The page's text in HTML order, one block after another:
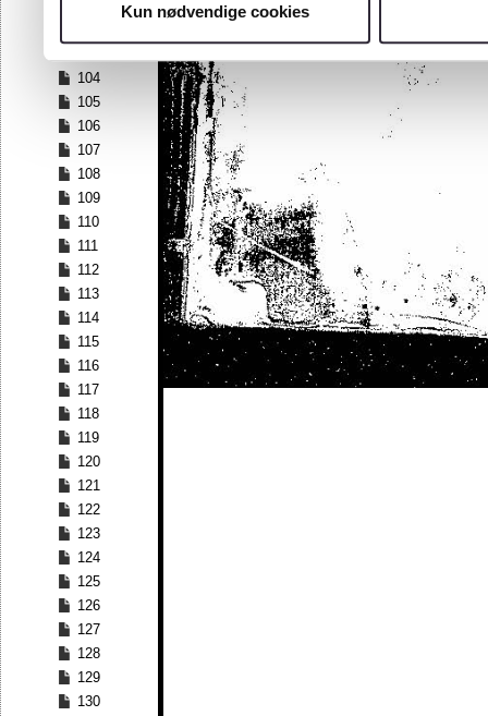
Kun nødvendige cookies
104
105
106
107
108
109
110
111
112
113
114
115
116
117
118
119
120
121
122
123
124
125
126
127
128
129
130